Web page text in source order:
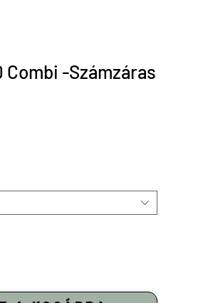
Combi -Számzáras